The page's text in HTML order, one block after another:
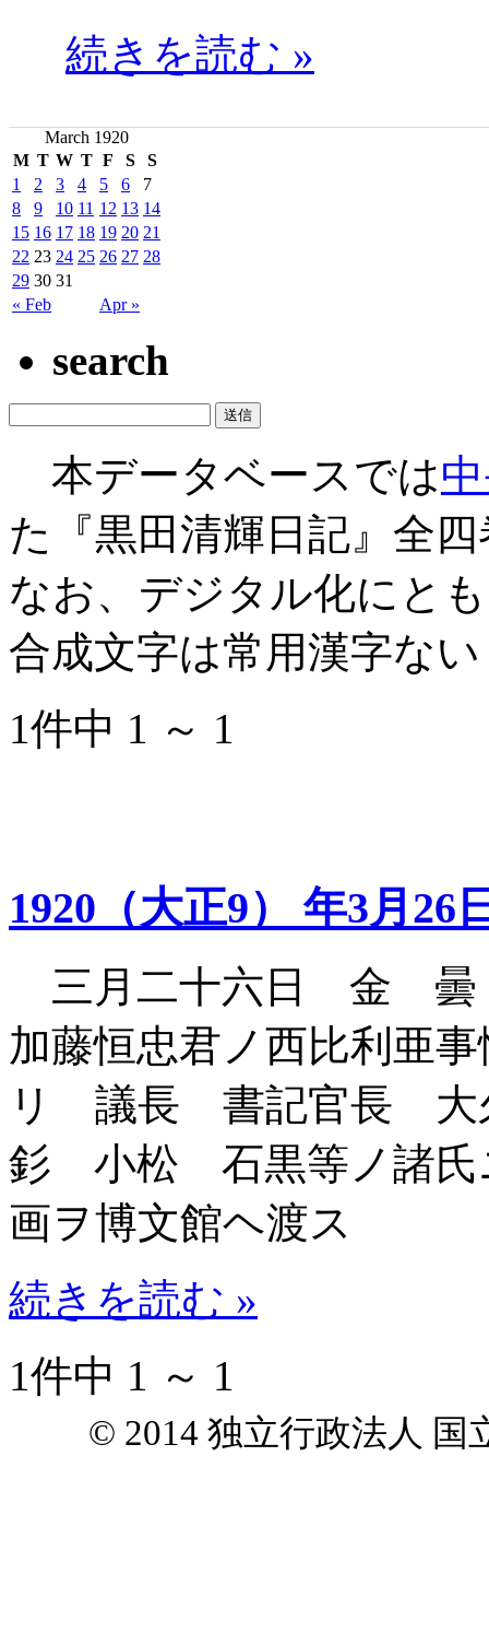
続きを読む »
March 1920
M T W T F S S
« Feb Apr »
1 2 3 4 5 6
7
8
9 10 11 12 13 14
15 16 17 18 19 20 21
22 23 24 25 26 27 28
29 30 31
search
本データベースでは
た『黒田清輝日記』全
なお、デジタル化にと
合成文字は常用漢字な
1件中 1 ～ 1
1920（大正9） 年3月26
三月二十六日 金 曇
加藤恒忠君ノ西比利亜
リ 議長 書記官長
釤 小松 石黒等ノ諸氏
画ヲ博文館ヘ渡ス
続きを読む »
1件中 1 ～ 1
© 2014 独立行政法人 国